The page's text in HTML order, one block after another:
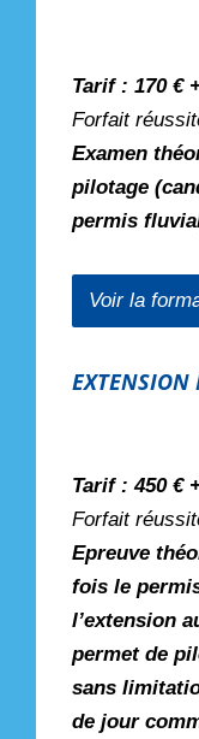
Tarif : 170 €
Forfait
Examen
pilotage
permis
Voir la
EXTENSION
Tarif : 450 €
Forfait
Epreuve
fois le
l’extension
permet de
sans
de jour